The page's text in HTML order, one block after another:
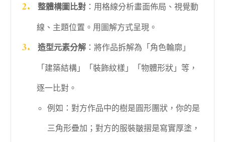
整體構圖比對：用格線分析畫面佈局、視覺動
線、主題位置。用圖解方式呈現。
造型元素分解：將作品拆解為「角色輪廓」
「建築結構」「裝飾紋樣」「物體形狀」等，
逐一比對。
例如：對方作品中的樹是圓形團狀，你的是
三角形疊加；對方的服裝皺摺是寫實厚塗，